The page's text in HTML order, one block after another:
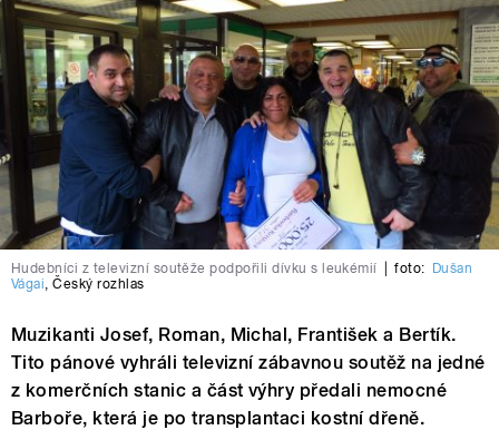
Hudebníci z televizní soutěže podpořili dívku s leukémií foto: Dušan
Vágai ,Český rozhlas
Muzikanti Josef, Roman, Michal, František a Bertík.
Tito pánové vyhráli televizní zábavnou soutěž na jedné
z komerčních stanic a část výhry předali nemocné
Barboře, která je po transplantaci kostní dřeně.